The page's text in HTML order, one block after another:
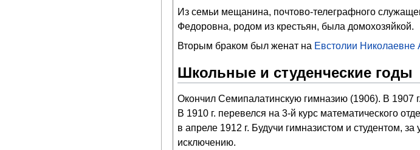
Из семьи мещанина, почтово-телеграфного
Федоровна, родом из крестьян, была домохозяйкой.
Вторым браком был женат на Евстолии Николаевне
Школьные и студенческие годы
Окончил Семипалатинскую гимназию (1906). В 1907
В 1910 г. перевелся на 3-й курс математического
в апреле 1912 г. Будучи гимназистом и студентом,
исключению.